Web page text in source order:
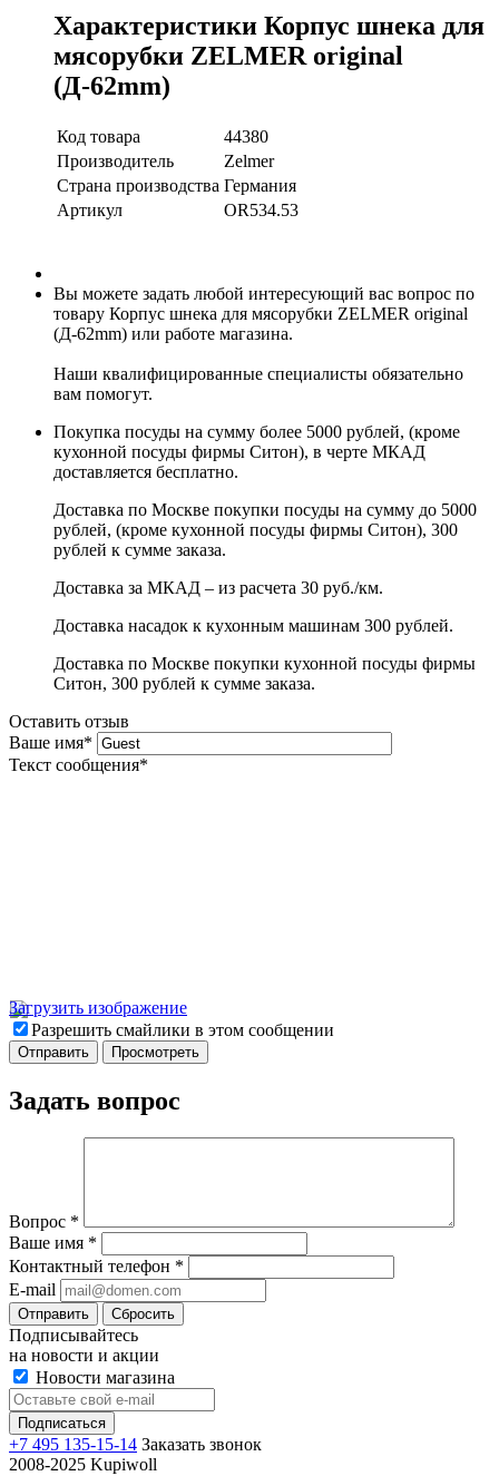
Характеристики Корпус шнека для
мясорубки ZELMER original
(Д-62mm)
Код товара
44380
Производитель
Zelmer
Страна производства Германия
Артикул
OR534.53
Вы можете задать любой интересующий вас вопрос по
товару Корпус шнека для мясорубки ZELMER original
(Д-62mm) или работе магазина.
Наши квалифицированные специалисты обязательно
вам помогут.
Покупка посуды на сумму более 5000 рублей, (кроме
кухонной посуды фирмы Ситон), в черте МКАД
доставляется бесплатно.
Доставка по Москве покупки посуды на сумму до 5000
рублей, (кроме кухонной посуды фирмы Ситон), 300
рублей к сумме заказа.
Доставка за МКАД – из расчета 30 руб./км.
Доставка насадок к кухонным машинам 300 рублей.
Доставка по Москве покупки кухонной посуды фирмы
Ситон, 300 рублей к сумме заказа.
Оставить отзыв
Ваше имя*
Текст сообщения*
Загрузить изображение
Разрешить смайлики в этом сообщении
Задать вопрос
Вопрос *
Ваше имя *
Контактный телефон *
E-mail
Отправить Сбросить
Подписывайтесь
на новости и акции
Новости магазина
+7 495 135-15-14 Заказать звонок
2008-2025 Kupiwoll